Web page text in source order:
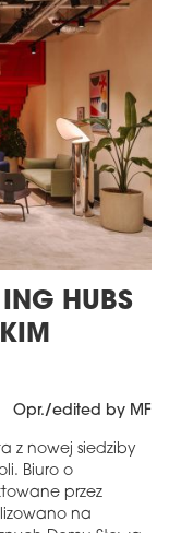
HUBS
Opr./edited by MF
z nowej siedziby
Biuro o
przez
na